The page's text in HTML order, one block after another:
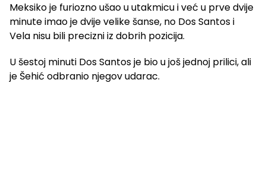
Meksiko je furiozno ušao u utakmicu i već u prve dvije
minute imao je dvije velike šanse, no Dos Santos i
Vela nisu bili precizni iz dobrih pozicija.
U šestoj minuti Dos Santos je bio u još jednoj prilici, ali
je Šehić odbranio njegov udarac.